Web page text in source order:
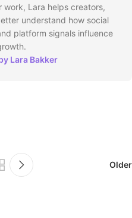
work, Lara helps creators,
understand how social
platform signals influence
Lara Bakker
Older